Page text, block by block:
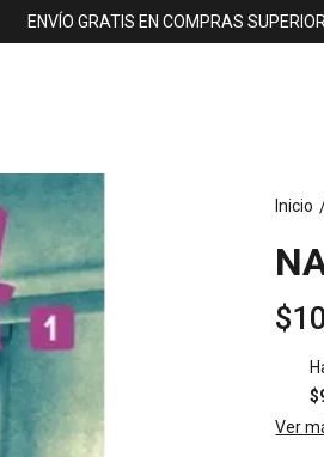
ENVÍO GRATIS EN COMPRAS
Inicio
Ver